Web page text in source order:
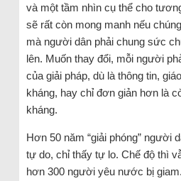
và một tầm nhìn cụ thể cho
sẽ rất còn mong manh nếu
mà người dân phải chung sức
lên. Muốn thay đổi, mỗi người
của giải pháp, dù là thông tin,
kháng, hay chỉ đơn giản hơn là
kháng.
Hơn 50 năm “giải phóng” người
tự do, chỉ thấy tự lo. Chế độ thì
hơn 300 người yêu nước bị